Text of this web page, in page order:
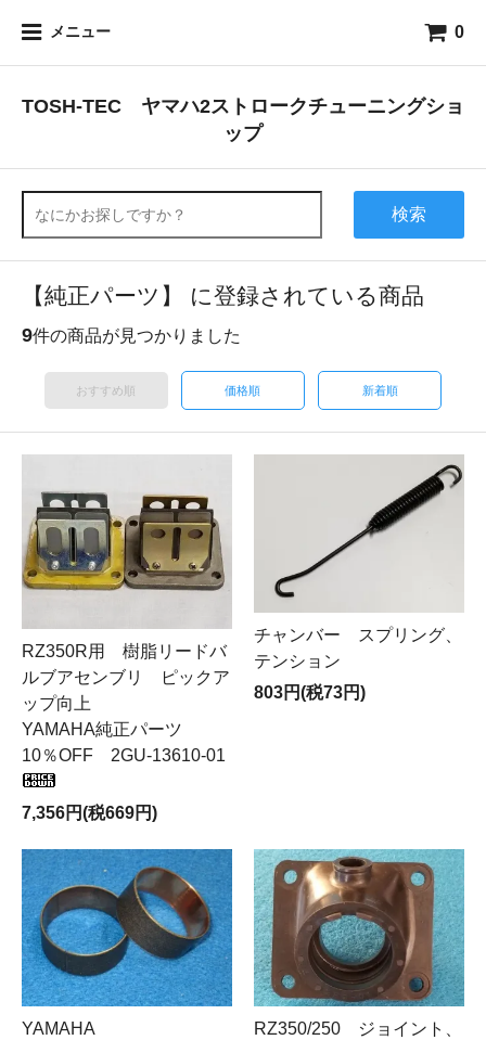
メニュー 0
TOSH-TEC ヤマハ2ストロークチューニングショ
ップ
検索
【純正パーツ】 に登録されている商品
9件の商品が見つかりました
おすすめ順 価格順 新着順
RZ350R用 樹脂リードバ
ルブアセンブリ ピックア
ップ向上
YAMAHA純正パーツ
10％OFF 2GU-13610-01
7,356円(税669円)
チャンバー スプリング、
テンション
803円(税73円)
YAMAHA
RZ350/250 ジョイント、